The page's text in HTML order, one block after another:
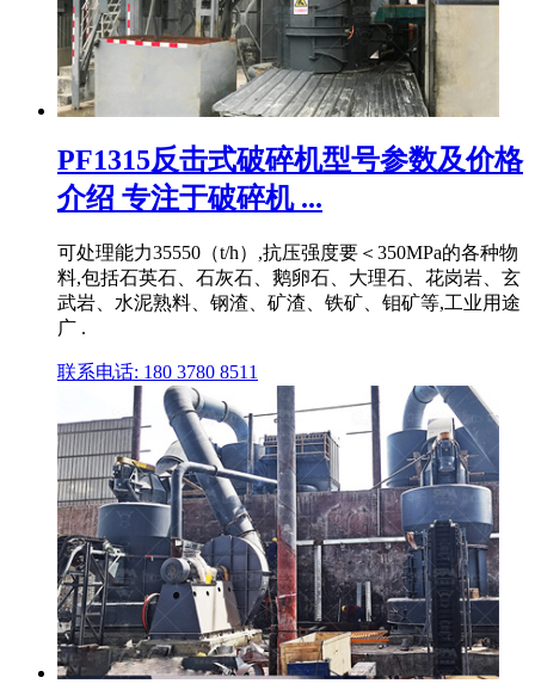
PF1315反击式破碎机型号参数及价格
介绍 专注于破碎机 ...
可处理能力35550（t/h）,抗压强度要＜350MPa的各种物
料,包括石英石、石灰石、鹅卵石、大理石、花岗岩、玄
武岩、水泥熟料、钢渣、矿渣、铁矿、钼矿等,工业用途
广 .
联系电话: 180 3780 8511